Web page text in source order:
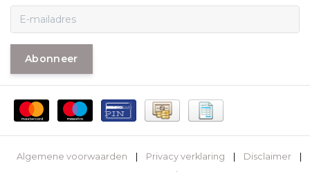
Abonneer
Algemene voorwaarden Privacy verklaring Disclaimer